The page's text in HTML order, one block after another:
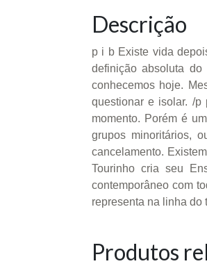
Descrição
p i b Existe vida
definição absoluta
conhecemos hoje.
questionar e isolar. /
momento. Porém é
grupos minoritários,
cancelamento.
Tourinho cria seu
contemporâneo com
representa na linha do
Produtos